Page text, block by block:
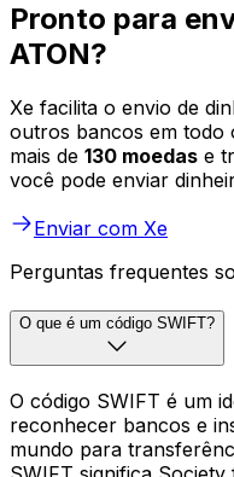
Pronto para
ATON?
Xe facilita o envio de
outros bancos em todo
mais de 130 moedas e
você pode enviar
Enviar com Xe
Perguntas frequentes
O que é um código SWIFT?
O código SWIFT é um
reconhecer bancos e
mundo para